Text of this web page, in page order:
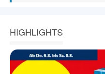
HIGHLIGHTS